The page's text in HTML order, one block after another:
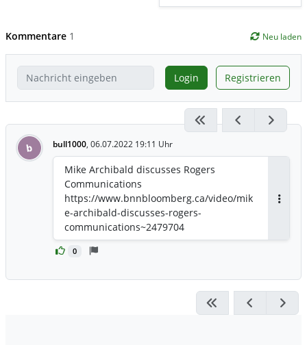
Kommentare 1 Neu laden
Login Registrieren
b bull1000, 06.07.2022 19:11 Uhr
0
Mike Archibald discusses Rogers
Communications
https://www.bnnbloomberg.ca/video/mik
e-archibald-discusses-rogers-
communications~2479704